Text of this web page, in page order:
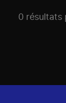
0 résultats